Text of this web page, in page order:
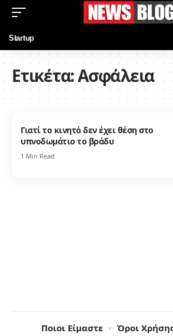
Startup
Ετικέτα:Ασφάλεια
Γιατί το κινητό δεν έχει θέση στο
υπνοδωμάτιο το βράδυ
1 Min Read
Ποιοι Είμαστε Όροι